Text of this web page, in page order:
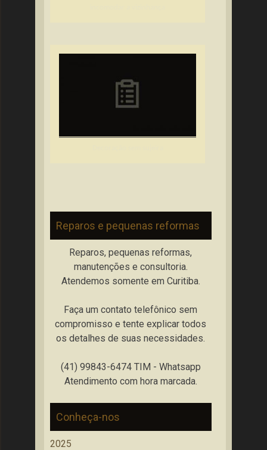
Reparos e pequenas reformas
Reparos, pequenas reformas,
manutenções e consultoria.
Atendemos somente em Curitiba.
Faça um contato telefônico sem
compromisso e tente explicar todos
os detalhes de suas necessidades.
(41) 99843-6474 TIM - Whatsapp
Atendimento com hora marcada.
Conheça-nos
2025